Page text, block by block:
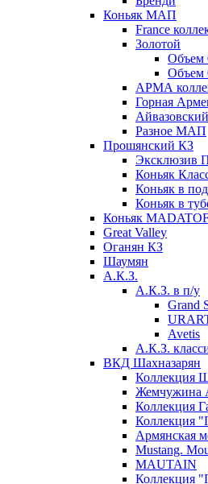
Коньяк МАП
France
Золотой
Объем
Объем
АРМА
Горная
Айвазовский
Разное МАП
Прошянский КЗ
Эксклюзив
Коньяк
Коньяк в
Коньяк в
Коньяк
Great Valley
Оганян КЗ
Шаумян
А.К.З.
А.К.З. в п/у
Grand
Avetis
А.К.З.
ВКД Шахназарян
Жемчужина
Коллекция
Коллекция
Армянская
Mustang.
MAUTAIN
Коллекция